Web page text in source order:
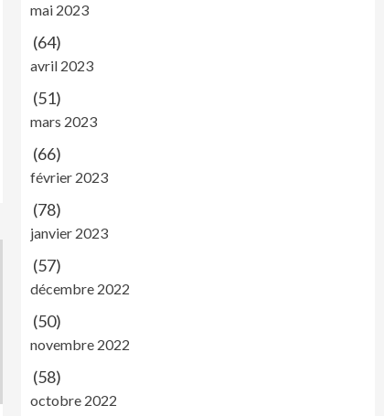
mai 2023
(64)
avril 2023
(51)
mars 2023
(66)
février 2023
(78)
janvier 2023
(57)
décembre 2022
(50)
novembre 2022
(58)
octobre 2022